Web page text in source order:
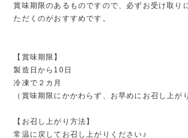
賞味期限のあるものですので、必ずお受け取り
ただくのがおすすめです。
【賞味期限】
製造日から10日
冷凍で２カ月
（賞味期限にかかわらず、お早めにお召し上が
【お召し上がり方法】
常温に戻してお召し上がりください♪